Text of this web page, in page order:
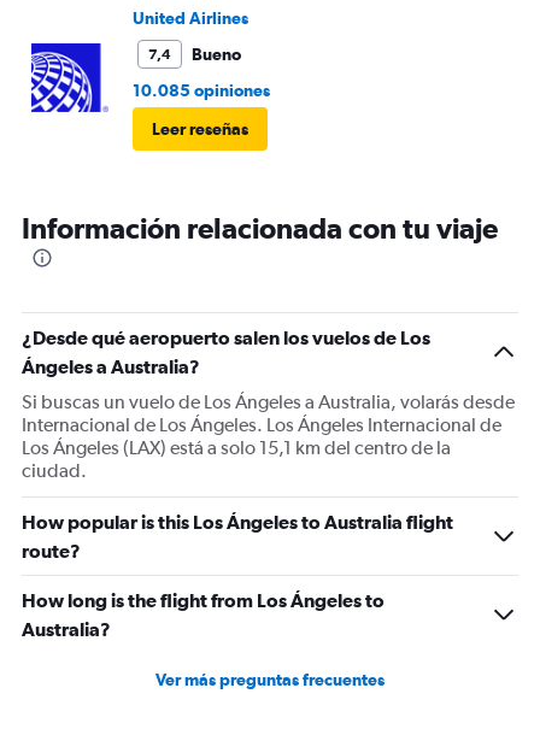
United Airlines
7,4
Bueno
10.085 opiniones
Leer reseñas
Información relacionada con tu viaje
¿Desde qué aeropuerto salen los vuelos de Los
Ángeles a Australia?
Si buscas un vuelo de Los Ángeles a Australia, volarás desde
Internacional de Los Ángeles. Los Ángeles Internacional de
Los Ángeles (LAX) está a solo 15,1 km del centro de la
ciudad.
How popular is this Los Ángeles to Australia flight
route?
How long is the flight from Los Ángeles to
Australia?
Ver más preguntas frecuentes